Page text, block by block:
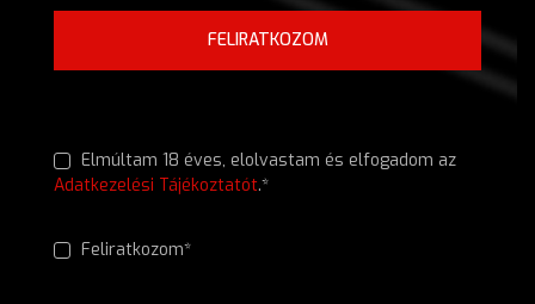
FELIRATKOZOM
Elmúltam 18 éves, elolvastam és elfogadom az
Adatkezelési Tájékoztatót.*
Feliratkozom*